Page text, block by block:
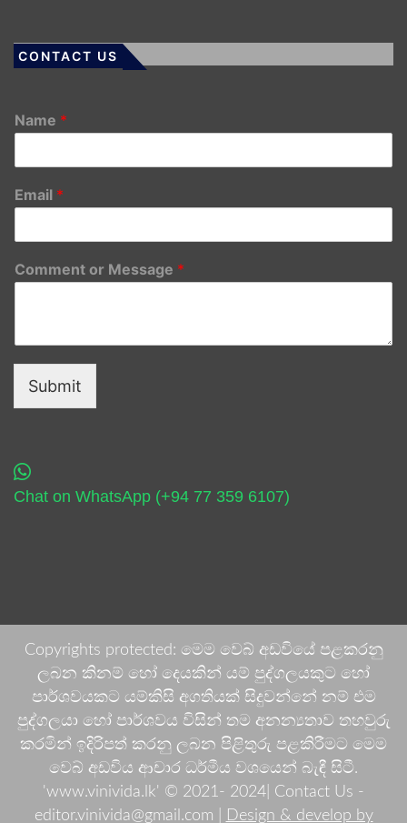
CONTACT US
Name *
Email *
Comment or Message *
Submit
Chat on WhatsApp (+94 77 359 6107)
Copyrights protected: මෙම වෙබ් අඩවියේ පළකරනු
ලබන කිනම් හෝ දෙයකින් යම් පුද්ගලයකුට හෝ
පාර්ශවයකට යම්කිසි අගතියක් සිදුවන්නේ නම් එම
පුද්ගලයා හෝ පාර්ශවය විසින් තම අනන්‍යතාව තහවුරු
කරමින් ඉදිරිපත් කරනු ලබන පිළිතුරු පළකිරීමට මෙම
වෙබ් අඩවිය ආචාර ධර්මීය වශයෙන් බැඳී සිටී.
'www.vinivida.lk' © 2021- 2024| Contact Us -
editor.vinivida@gmail.com |
Design & develop by